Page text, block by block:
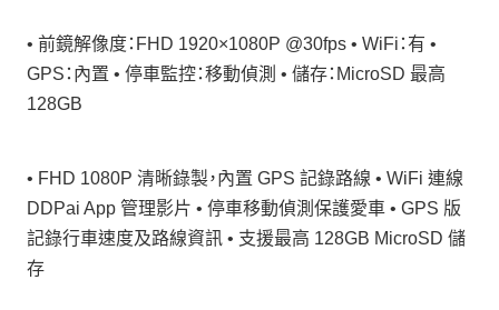
• 前鏡解像度：FHD 1920×1080P @30fps • WiFi：有 •
GPS：內置 • 停車監控：移動偵測 • 儲存：MicroSD 最高
128GB
• FHD 1080P 清晰錄製，內置 GPS 記錄路線 • WiFi 連線
DDPai App 管理影片 • 停車移動偵測保護愛車 • GPS 版
記錄行車速度及路線資訊 • 支援最高 128GB MicroSD 儲
存